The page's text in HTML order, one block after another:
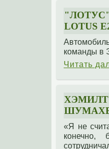
LOTUS
команды в
Читать
«Я не
конечно,